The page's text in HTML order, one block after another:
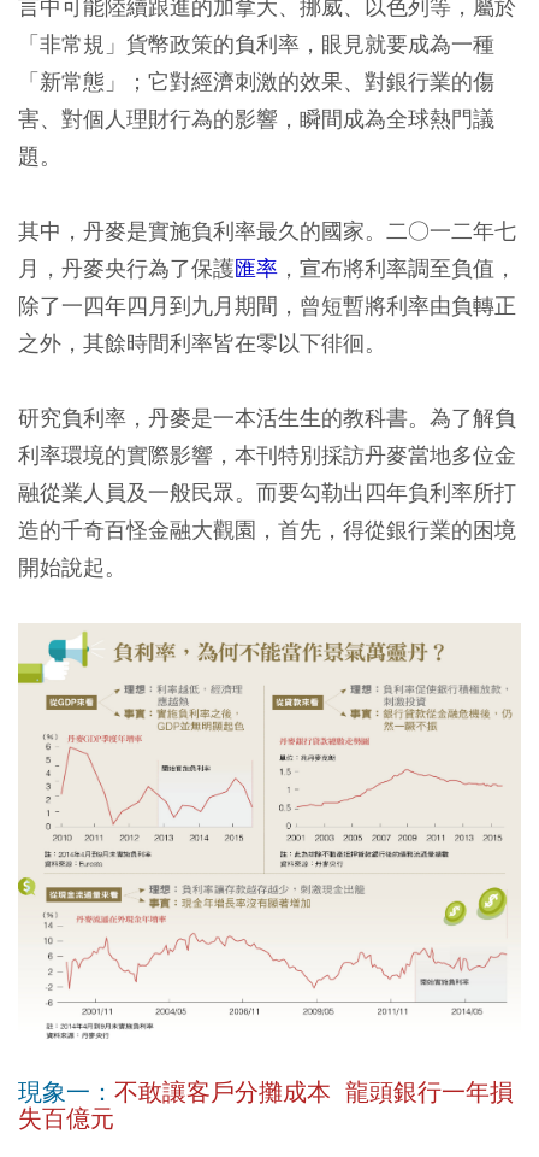
言中可能陸續跟進的加拿大、挪威、以色列等，屬於
「非常規」貨幣政策的負利率，眼見就要成為一種
「新常態」；它對經濟刺激的效果、對銀行業的傷
害、對個人理財行為的影響，瞬間成為全球熱門議
題。
其中，丹麥是實施負利率最久的國家。二○一二年七
月，丹麥央行為了保護匯率 ，宣布將利率調至負值，
除了一四年四月到九月期間，曾短暫將利率由負轉正
之外，其餘時間利率皆在零以下徘徊。
研究負利率，丹麥是一本活生生的教科書。為了解負
利率環境的實際影響，本刊特別採訪丹麥當地多位金
融從業人員及一般民眾。而要勾勒出四年負利率所打
造的千奇百怪金融大觀園，首先，得從銀行業的困境
開始說起。
現象一： 不敢讓客戶分攤成本 龍頭銀行一年損
失百億元